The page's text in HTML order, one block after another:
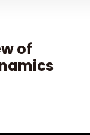
of